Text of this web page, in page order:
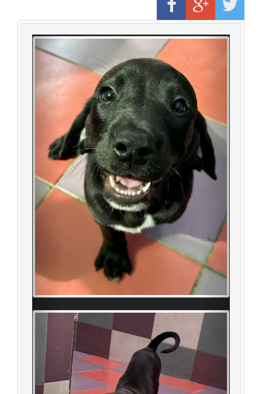
Previous Next